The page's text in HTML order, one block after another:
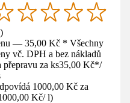
)
— 35,00 Kč * Všechny
vč. DPH a bez nákladů
přepravu za ks35,00 Kč*/
1000,00 Kč za
Kč/ l)